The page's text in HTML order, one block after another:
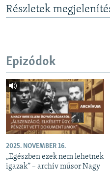
Részletek
Epizódok
2025. NOVEMBER 16.
„Egészben ezek nem lehetnek
igazak” – archív műsor Nagy